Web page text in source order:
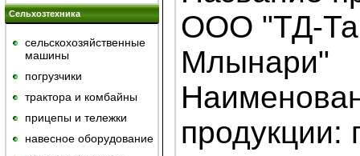
Сельхозтехника
сельскохозяйственные
машины
погрузчики
трактора и комбайны
прицепы и тележки
навесное оборудование
ООО "ТД-
Млынари"
продукции: